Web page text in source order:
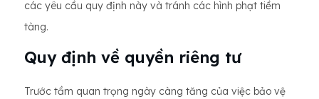
các yêu cầu quy định này và tránh các hình phạt tiềm
tàng.
Quy định về quyền riêng tư
Trước tầm quan trọng ngày càng tăng của việc bảo vệ